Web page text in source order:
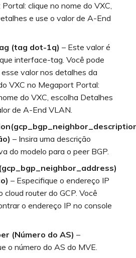
clique no nome do VXC,
e use o valor de A-End
(tag dot-1q) – Este valor é
interface-tag. Você pode
valor nos detalhes da
VXC no Megaport Portal:
do VXC, escolha Detalhes
de A-End VLAN.
– Insira uma descrição
do modelo para o peer BGP.
– Especifique o endereço IP
cloud router do GCP. Você
o endereço IP no console
(Número do AS) –
o número do AS do MVE.